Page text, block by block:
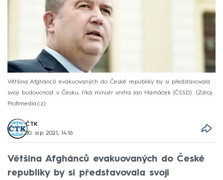
Většina Afghánců evakuovaných do České republiky by si představovala
svoji budoucnost v Česku, říká ministr vnitra Jan Hamáček (ČSSD).
Zdroj:
Profimedia.cz
ČTK
30. srp 2021, 14:16
Většina Afghánců evakuovaných do České
republiky by si představovala svoji